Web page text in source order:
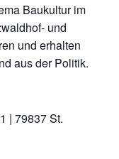
Baukultur im
und
und erhalten
aus der Politik.
| 79837 St.